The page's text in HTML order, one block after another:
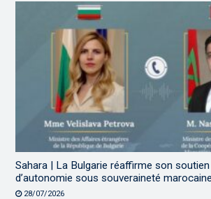
Sahara | La Bulgarie réaffirme son soutien
d’autonomie sous souveraineté marocaine
28/07/2026